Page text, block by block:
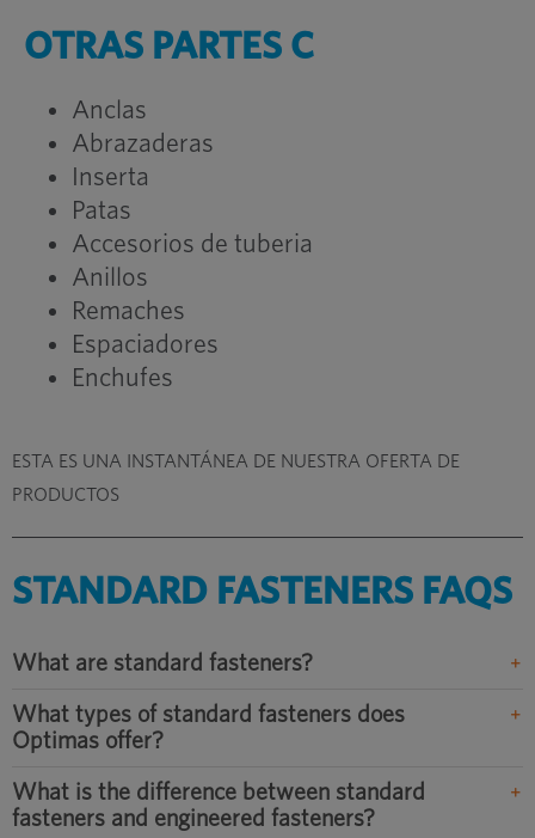
OTRAS PARTES C
Anclas
Abrazaderas
Inserta
Patas
Accesorios de tuberia
Anillos
Remaches
Espaciadores
Enchufes
ESTA ES UNA INSTANTÁNEA DE NUESTRA OFERTA DE
PRODUCTOS
STANDARD FASTENERS FAQS
What are standard fasteners?
What types of standard fasteners does
Optimas offer?
What is the difference between standard
fasteners and engineered fasteners?